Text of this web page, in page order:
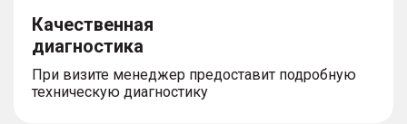
Качественная
диагностика
При визите менеджер предоставит подробную
техническую диагностику